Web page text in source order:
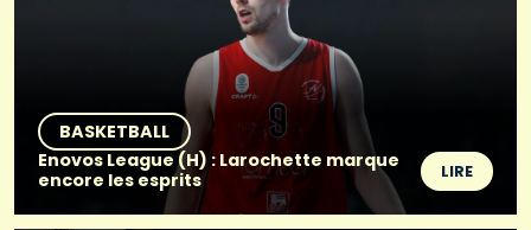
BASKETBALL
Enovos League (H) : Larochette marque
encore les esprits
LIRE